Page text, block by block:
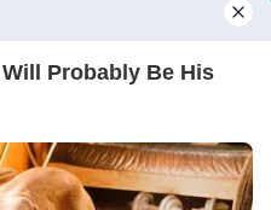
dari sumber yang tepat.